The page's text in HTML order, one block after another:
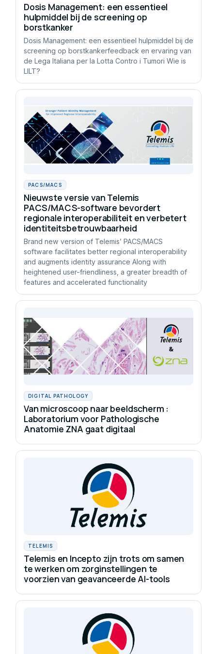
Dosis Management: een essentieel
hulpmiddel bij de screening op
borstkanker
Dosis Management: een essentieel hulpmiddel bij de
screening op borstkankerfeedback en ervaring van
de Lega Italiana per la Lotta Contro i Tumori Wie is
LILT?
PACS/MACS
Nieuwste versie van Telemis
PACS/MACS-software bevordert
regionale interoperabiliteit en verbetert
identiteitsbetrouwbaarheid
Brand new version of Telemis’ PACS/MACS
software facilitates better regional interoperability
and augments identity assurance Along with
heightened user-friendliness, a greater breadth of
features and accelerated functionality
DIGITAL PATHOLOGY
Van microscoop naar beeldscherm :
Laboratorium voor Pathologische
Anatomie ZNA gaat digitaal
TELEMIS
Telemis en Incepto zijn trots om samen
te werken om zorginstellingen te
voorzien van geavanceerde AI-tools